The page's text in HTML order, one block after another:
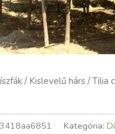
/ Kislevelű hárs / Tilia
Kategória: